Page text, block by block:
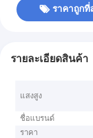
ราคาถูกที่
รายละเอียดสินค้า
แสงสูง
ชื่อแบรนด์
ราคา